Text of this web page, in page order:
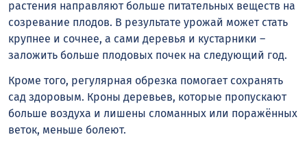
растения направляют больше питательных веществ на
созревание плодов. В результате урожай может стать
крупнее и сочнее, а сами деревья и кустарники –
заложить больше плодовых почек на следующий год.
Кроме того, регулярная обрезка помогает сохранять
сад здоровым. Кроны деревьев, которые пропускают
больше воздуха и лишены сломанных или поражённых
веток, меньше болеют.